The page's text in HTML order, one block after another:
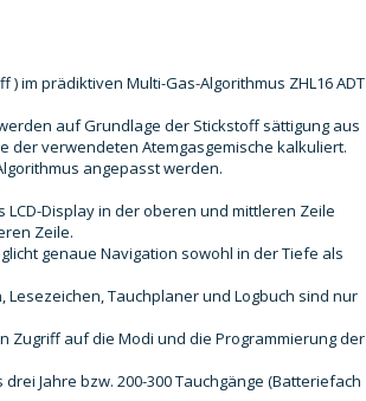
im prädiktiven Multi-Gas-Algorithmus ZHL16 ADT
auf Grundlage der Stickstoff sättigung aus
der verwendeten Atemgasgemische kalkuliert.
angepasst werden.
Display in der oberen und mittleren Zeile
Zeile.
genaue Navigation sowohl in der Tiefe als
Tauchplaner und Logbuch sind nur
auf die Modi und die Programmierung der
Jahre bzw. 200-300 Tauchgänge (Batteriefach